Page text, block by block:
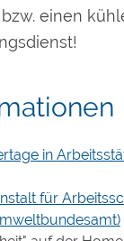
einen
in
für